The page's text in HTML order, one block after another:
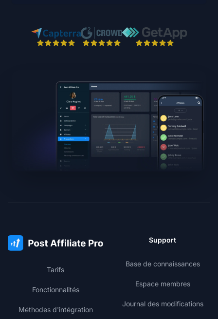
Tarifs
Fonctionnalités
Méthodes d'intégration
Support
Base de connaissances
Espace membres
Journal des modifications